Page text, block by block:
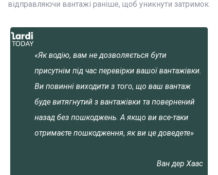
відправляючи вантажі раніше, щоб уникнути затримок.
«Як водію, вам не дозволяється бути
присутнім під час перевірки вашої вантажівки.
Ви повинні виходити з того, що ваш вантаж
буде витягнутий з вантажівки та повернений
назад без пошкоджень. А якщо ви все-таки
отримаєте пошкодження, як ви це доведете»
Ван дер Хаас